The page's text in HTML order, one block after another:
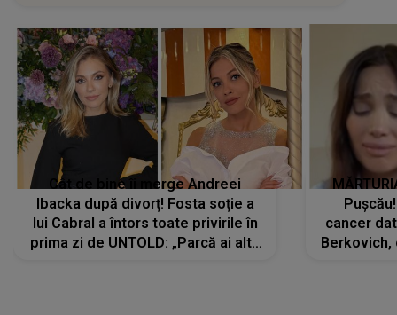
Cât de bine îi merge Andreei
Ibacka după divorț! Fosta soție a
lui Cabral a întors toate privirile în
prima zi de UNTOLD: „Parcă ai altă
cancer
Berkovich,